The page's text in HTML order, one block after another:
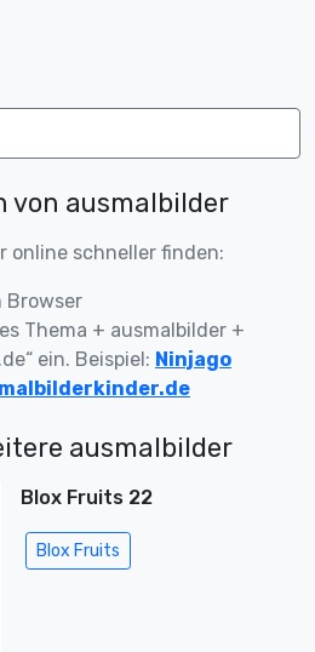
von ausmalbilder
online schneller finden:
Browser
Thema + ausmalbilder +
ein. Beispiel: Ninjago
ausmalbilder
Blox Fruits 22
Blox Fruits